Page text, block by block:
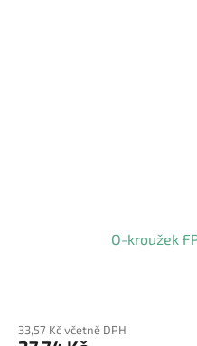
O-kroužek
33,57 Kč včetně DPH